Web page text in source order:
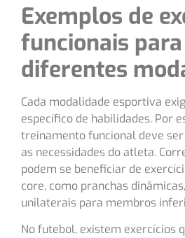
Exemplos de
funcionais para
diferentes
Cada modalidade esportiva
específico de habilidades. Por
treinamento funcional deve
as necessidades do atleta.
podem se beneficiar de
core, como pranchas
unilaterais para membros
No futebol, existem exercícios